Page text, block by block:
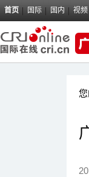
首页 国际 国内 视频
您